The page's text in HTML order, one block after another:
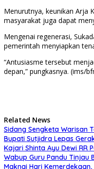
Menurutnya, keunikan Arja
masyarakat juga dapat
Mengenai regenerasi,
pemerintah menyiapkan
“Antusiasme tersebut
depan,” pungkasnya. (ims/
Related News
Sidang Sengketa Warisan
Bupati Sutjidra Lepas
Kajari Shinta Ayu Dewi RR
Wabup Guru Pandu Tinjau
Maknai Hari